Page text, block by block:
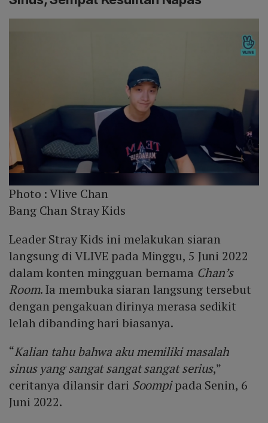
Photo :Vlive Chan
Bang Chan Stray Kids
Leader Stray Kids ini melakukan siaran
langsung di VLIVE pada Minggu, 5 Juni 2022
dalam konten mingguan bernama Chan’s
Room. Ia membuka siaran langsung tersebut
dengan pengakuan dirinya merasa sedikit
lelah dibanding hari biasanya.
“Kalian tahu bahwa aku memiliki masalah
sinus yang sangat sangat sangat serius,”
ceritanya dilansir dari Soompipada Senin, 6
Juni 2022.